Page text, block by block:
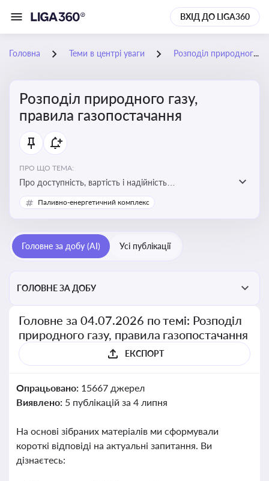
ВХІД ДО LIGA360
Головна Теми в центрі уваги Розподіл природного газу, правила газопостачання
Розподіл природного газу,
правила газопостачання
ПРО ЩО ТЕМА:
Про доступність, вартість і надійність
енергопостачання для бізнесу та вплив на економічну
стабільність
Паливно-енергетичний комплекс
Головне за добу (AI) Усі публікації
ГОЛОВНЕ ЗА ДОБУ
Головне за 04.07.2026 по темі: Розподіл
природного газу, правила газопостачання
ЕКСПОРТ
Опрацьовано: 15667 джерел
Виявлено: 5 публікацій за 4 липня
На основі зібраних матеріалів ми сформували
короткі відповіді на актуальні запитання. Ви
дізнаєтесь: